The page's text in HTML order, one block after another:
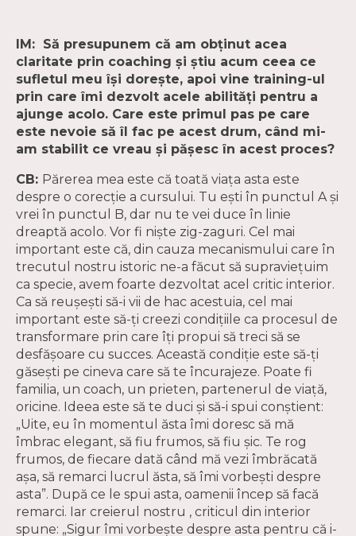
IM: Să presupunem că am obținut acea
claritate prin coaching și știu acum ceea ce
sufletul meu își dorește, apoi vine training-ul
prin care îmi dezvolt acele abilități pentru a
ajunge acolo. Care este primul pas pe care
este nevoie să îl fac pe acest drum, când mi-
am stabilit ce vreau și pășesc în acest proces?
CB: Părerea mea este că toată viața asta este
despre o corecție a cursului. Tu ești în punctul A și
vrei în punctul B, dar nu te vei duce în linie
dreaptă acolo. Vor fi niște zig-zaguri. Cel mai
important este că, din cauza mecanismului care în
trecutul nostru istoric ne-a făcut să supraviețuim
ca specie, avem foarte dezvoltat acel critic interior.
Ca să reușești să-i vii de hac acestuia, cel mai
important este să-ți creezi condițiile ca procesul de
transformare prin care îți propui să treci să se
desfășoare cu succes. Această condiție este să-ți
găsești pe cineva care să te încurajeze. Poate fi
familia, un coach, un prieten, partenerul de viață,
oricine. Ideea este să te duci și să-i spui conștient:
„Uite, eu în momentul ăsta îmi doresc să mă
îmbrac elegant, să fiu frumos, să fiu șic. Te rog
frumos, de fiecare dată când mă vezi îmbrăcată
așa, să remarci lucrul ăsta, să îmi vorbești despre
asta”. După ce le spui asta, oamenii încep să facă
remarci. Iar creierul nostru , criticul din interior
spune: „Sigur îmi vorbește despre asta pentru că i-